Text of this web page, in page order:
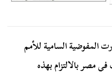
السامية للأمم
مصر بالالتزام بهذه